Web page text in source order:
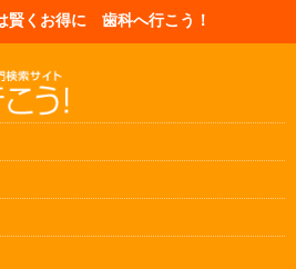
賢くお得に 歯科へ行こう！